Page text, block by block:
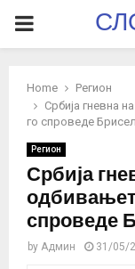
PRIMARY
Home
Регион
Србија гневна
го спроведе
Регион
Србија
спроведе
by Админ 31/05/